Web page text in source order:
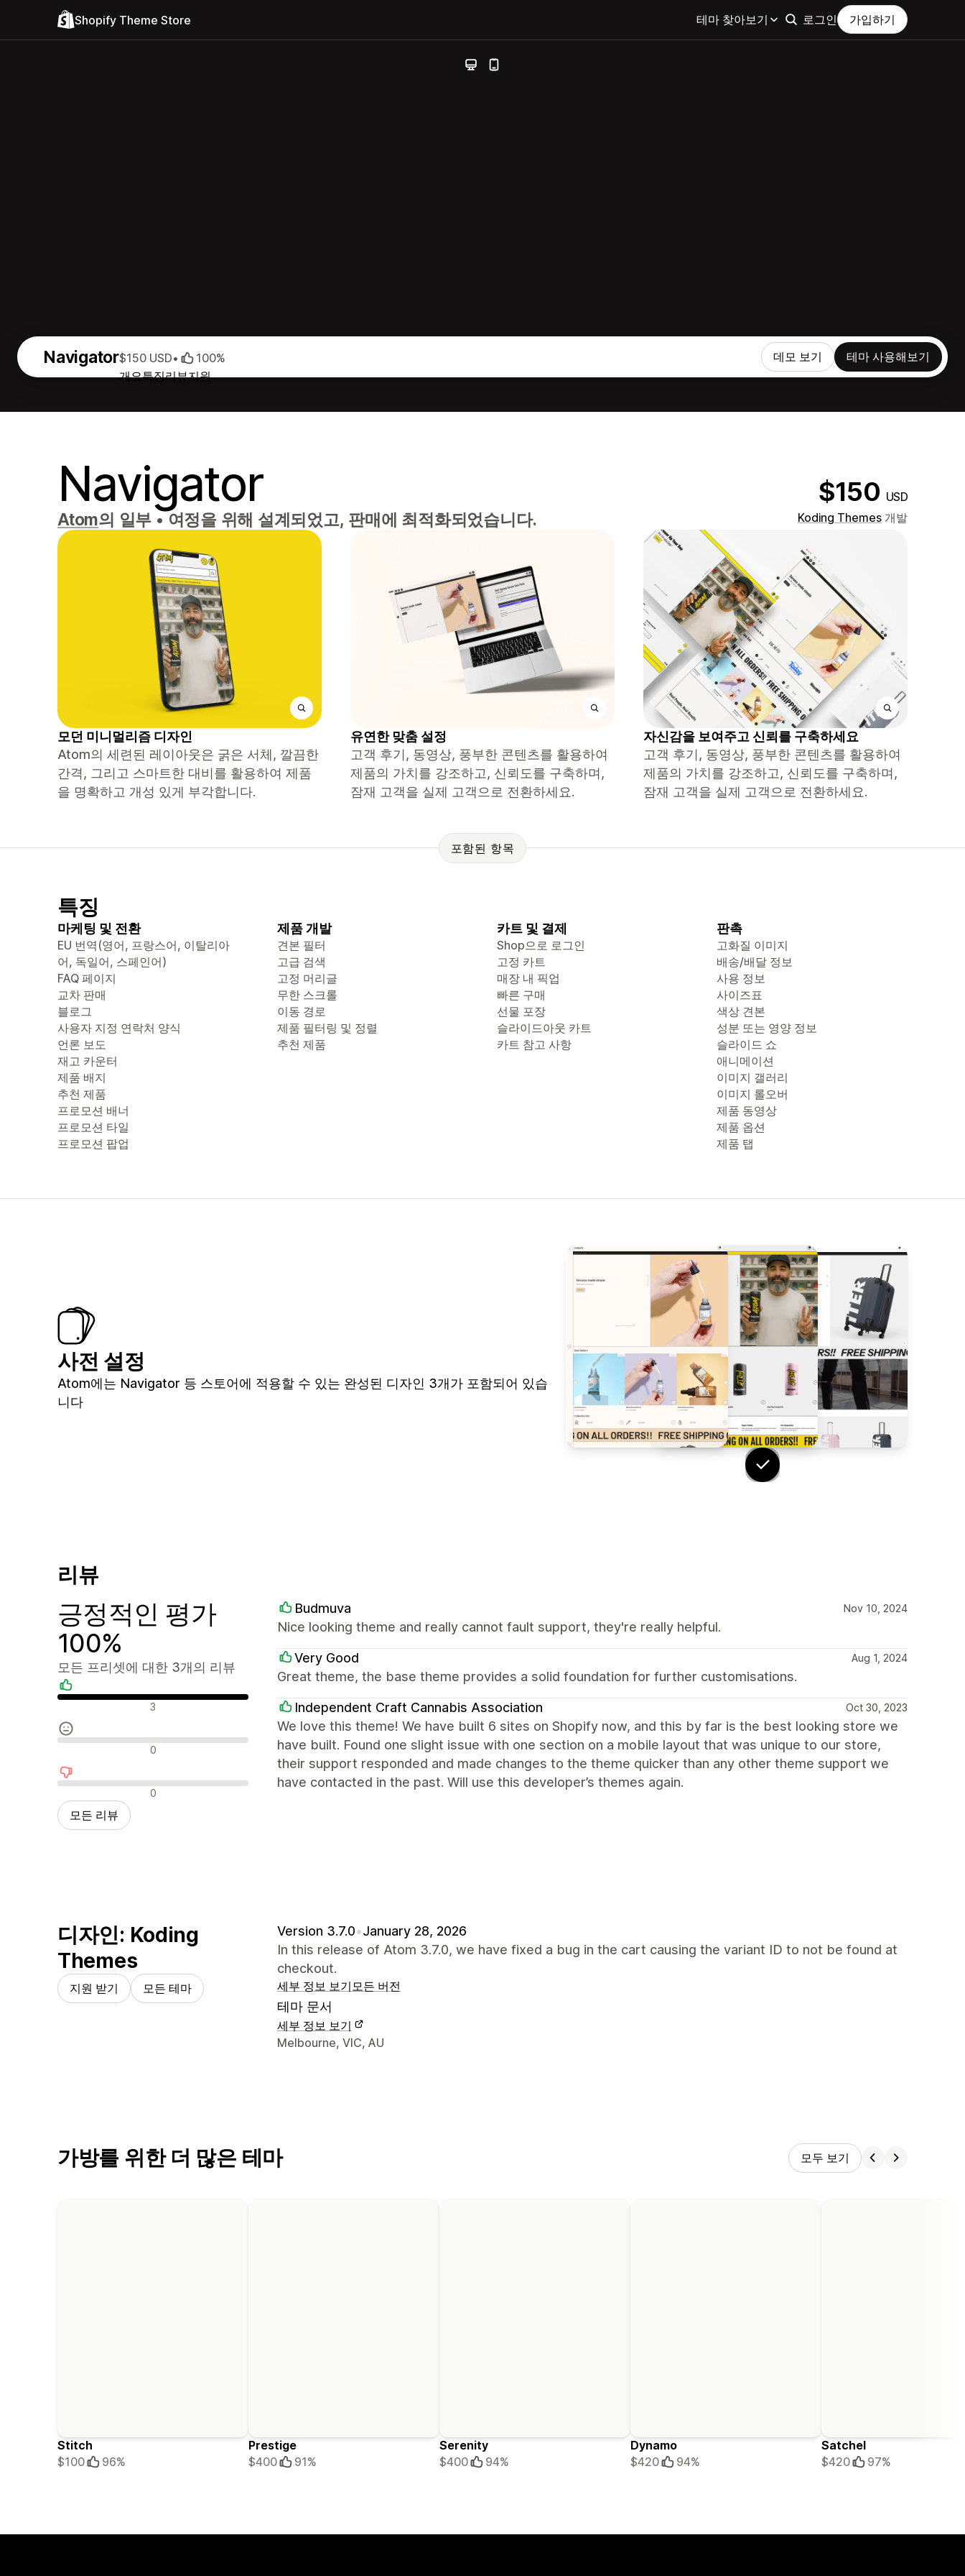
Shopify Theme Store 테마 찾아보기 로그인 가입하기
Navigator
개요특징리뷰지원
$150 USD• 100% 데모 보기 테마 사용해보기
Navigator $150 USD
Atom의 일부 • 여정을 위해 설계되었고, 판매에 최적화되었습니다. Koding Themes 개발
모던 미니멀리즘 디자인
Atom의 세련된 레이아웃은 굵은 서체, 깔끔한
간격, 그리고 스마트한 대비를 활용하여 제품
을 명확하고 개성 있게 부각합니다.
유연한 맞춤 설정
고객 후기, 동영상, 풍부한 콘텐츠를 활용하여
제품의 가치를 강조하고, 신뢰도를 구축하며,
잠재 고객을 실제 고객으로 전환하세요.
자신감을 보여주고 신뢰를 구축하세요
고객 후기, 동영상, 풍부한 콘텐츠를 활용하여
제품의 가치를 강조하고, 신뢰도를 구축하며,
잠재 고객을 실제 고객으로 전환하세요.
포함된 항목
특징
마케팅 및 전환
EU 번역(영어, 프랑스어, 이탈리아
어, 독일어, 스페인어)
FAQ 페이지
교차 판매
블로그
사용자 지정 연락처 양식
언론 보도
재고 카운터
제품 배지
추천 제품
프로모션 배너
프로모션 타일
프로모션 팝업
제품 개발
견본 필터
고급 검색
고정 머리글
무한 스크롤
이동 경로
제품 필터링 및 정렬
추천 제품
카트 및 결제
Shop으로 로그인
고정 카트
매장 내 픽업
빠른 구매
선물 포장
슬라이드아웃 카트
카트 참고 사항
판촉
고화질 이미지
배송/배달 정보
사용 정보
사이즈표
색상 견본
성분 또는 영양 정보
슬라이드 쇼
애니메이션
이미지 갤러리
이미지 롤오버
제품 동영상
제품 옵션
제품 탭
사전 설정
Atom에는 Navigator 등 스토어에 적용할 수 있는 완성된 디자인 3개가 포함되어 있습
니다
리뷰
긍정적인 평가
100%
모든 프리셋에 대한 3개의 리뷰
긍정적인 리뷰 3
중립적인 리뷰 0
부정적인 리뷰 0
모든 리뷰
Budmuva Nov 10, 2024
Nice looking theme and really cannot fault support, they're really helpful.
Very Good Aug 1, 2024
Great theme, the base theme provides a solid foundation for further customisations.
Independent Craft Cannabis Association Oct 30, 2023
We love this theme! We have built 6 sites on Shopify now, and this by far is the best looking store we
have built. Found one slight issue with one section on a mobile layout that was unique to our store,
their support responded and made changes to the theme quicker than any other theme support we
have contacted in the past. Will use this developer’s themes again.
디자인: Koding
Themes
지원 받기 모든 테마
Version 3.7.0•January 28, 2026
In this release of Atom 3.7.0, we have fixed a bug in the cart causing the variant ID to not be found at
checkout.
세부 정보 보기 모든 버전
테마 문서
세부 정보 보기
디자이너 연락처 세부 정보
Melbourne, VIC, AU
가방를 위한 더 많은 테마 모두 보기
Stitch
$100
96%
Prestige
$400
91%
Serenity
$400
94%
Dynamo
$420
94%
Satchel
$420
97%